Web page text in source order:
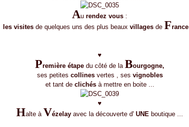
Au rendez vous :
les visites de quelques uns des plus beaux villages de France
♥
Première étape du côté de la Bourgogne,
ses petites collinesvertes , ses vignobles
et tant declichésà mettre en boite ...
♥
Halte à Vézelay avec la découverte d' UNE boutique ...